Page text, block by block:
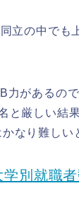
立の中でも
力があるの
と厳しい結
なり難しい
別就職